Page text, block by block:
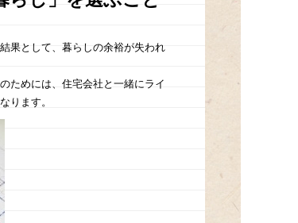
果として、暮らしの余裕が失われ
ためには、住宅会社と一緒にライ
ります。